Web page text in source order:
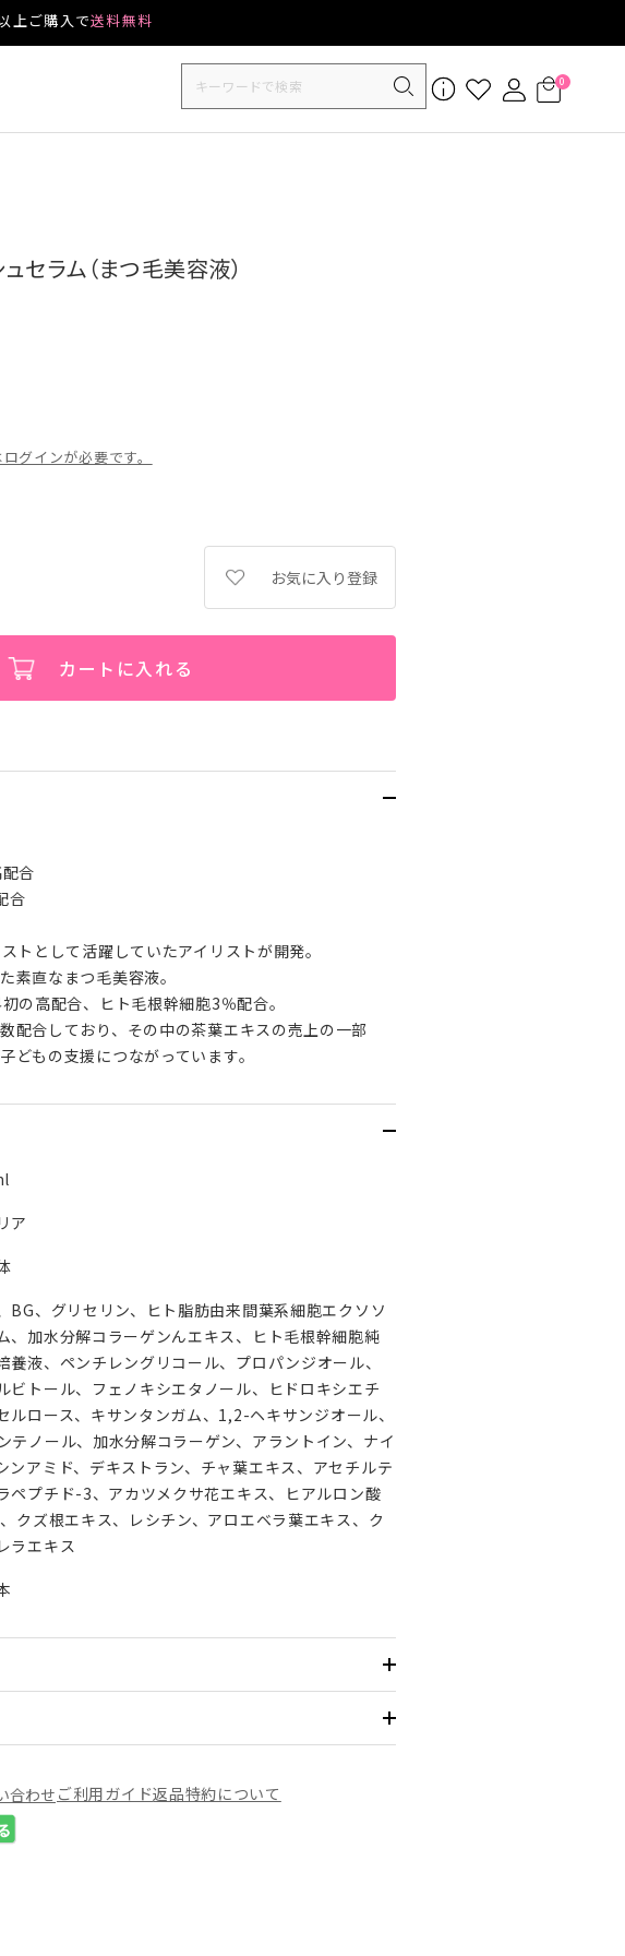
上ご購入で送料無料
0
セラム（まつ毛美容液）
グインが必要です。
お気に入り登録
カートに入れる
合
合
トとして活躍していたアイリストが開発。
素直なまつ毛美容液。
の高配合、ヒト毛根幹細胞3％配合。
配合しており、その中の茶葉エキスの売上の一部
どもの支援につながっています。
ア
BG、グリセリン、ヒト脂肪由来間葉系細胞エクソソ
、加水分解コラーゲンんエキス、ヒト毛根幹細胞純
養液、ペンチレングリコール、プロパンジオール、
ビトール、フェノキシエタノール、ヒドロキシエチ
ルロース、キサンタンガム、1,2-ヘキサンジオール、
テノール、加水分解コラーゲン、アラントイン、ナイ
ンアミド、デキストラン、チャ葉エキス、アセチルテ
ペプチド-3、アカツメクサ花エキス、ヒアルロン酸
クズ根エキス、レシチン、アロエベラ葉エキス、ク
ラエキス
合わせ ご利用ガイド返品特約について